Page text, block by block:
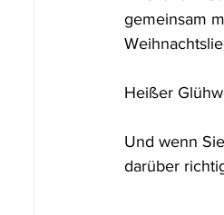
gemeinsam
Heißer
Und wenn
darüber